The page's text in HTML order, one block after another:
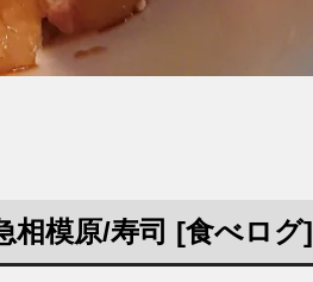
相模原/寿司 [食べログ]